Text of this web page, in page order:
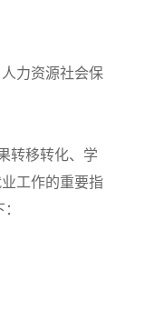
力资源社会保
转移转化、学
工作的重要指